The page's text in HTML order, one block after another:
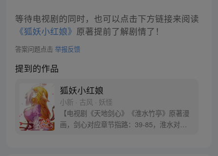
等待电视剧的同时，也可以点击下方链接来阅读
《狐妖小红娘》 原著提前了解剧情了！
答案问题点击 举报反馈
提到的作品
狐妖小红娘
小新 · 古风 · 妖怪
【电视剧《天地剑心》《淮水竹亭》原著漫
画，剑心对应章节指路：39-85，淮水对应